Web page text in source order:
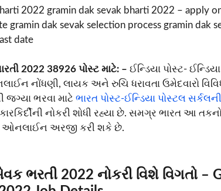
2022 gramin dak sevak bharti 2022 – apply
gramin dak sevak selection process gramin dak
date
2022 38926 પોસ્ટ માટે: – ઈન્ડિયા પોસ્ટ-
નોંધણી, લાયક અને રુચિ ધરાવતા ઉમેદવારો
જગ્યા ભરવા માટે ભારત પોસ્ટ-ઈન્ડિયા પોસ્ટલ
નોકરી શોધી રહ્યા છે. સમગ્ર ભારત આ
ઓનલાઈન અરજી કરી શકે છે.
ભરતી 2022 નોકરી વિશે વિગતો –